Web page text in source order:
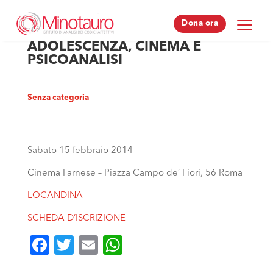
Dona ora
Dona ora
ADOLESCENZA, CINEMA E
PSICOANALISI
Senza categoria
Sabato 15 febbraio 2014
Cinema Farnese – Piazza Campo de’ Fiori, 56 Roma
LOCANDINA
SCHEDA D’ISCRIZIONE
Facebook
Twitter
Email